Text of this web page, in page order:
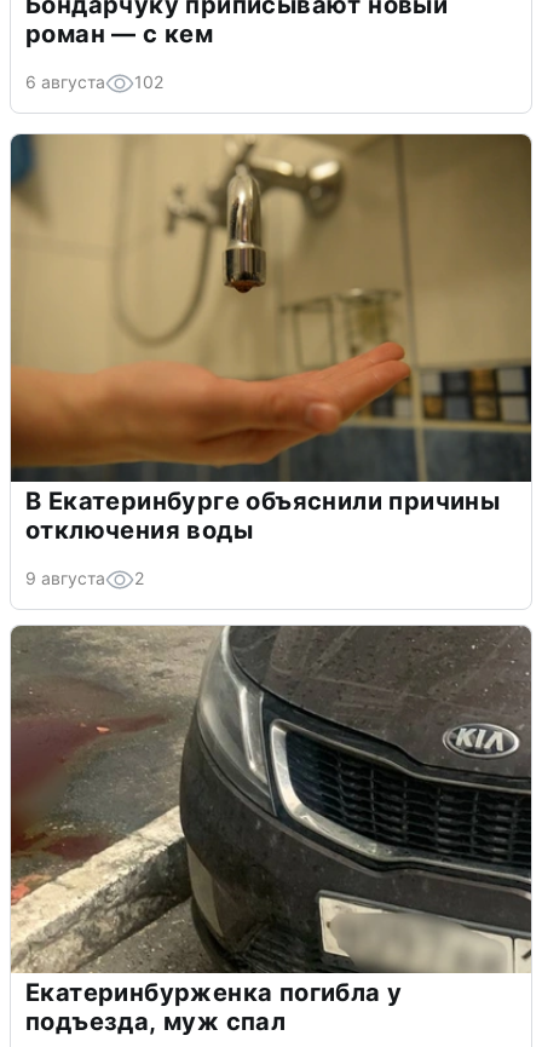
роман — с кем
6 августа 102
В Екатеринбурге объяснили причины
отключения воды
9 августа 2
Екатеринбурженка погибла у
подъезда, муж спал